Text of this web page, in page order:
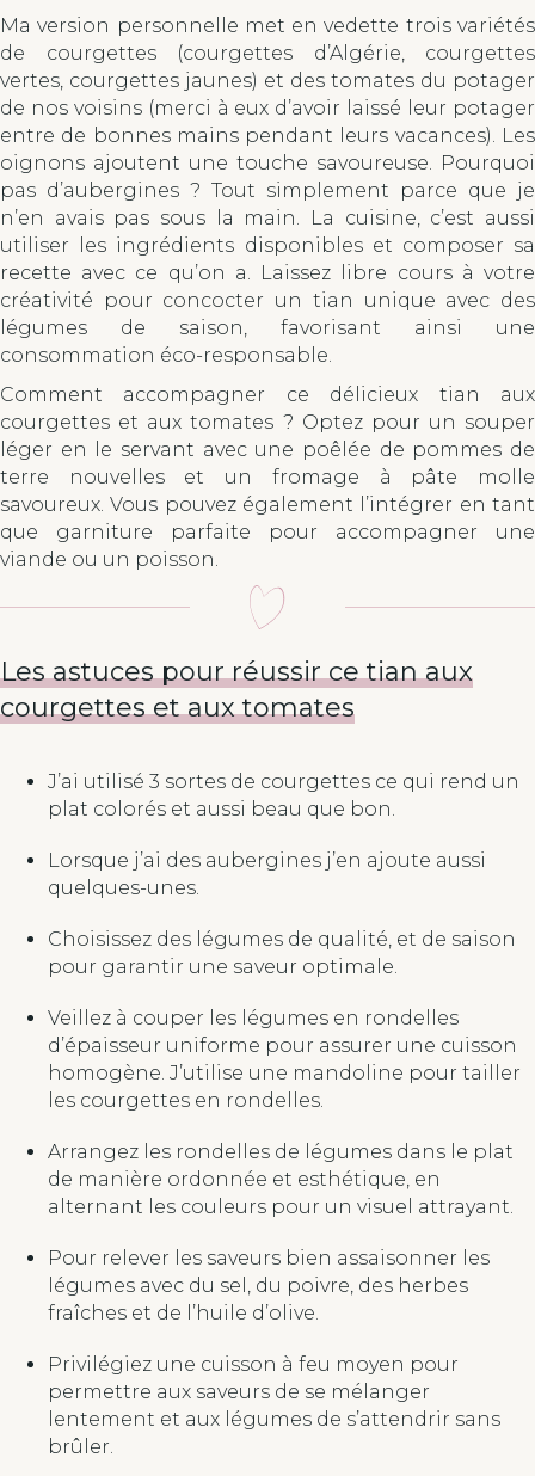
Ma version personnelle met en vedette trois variétés
de courgettes (courgettes d’Algérie, courgettes
vertes, courgettes jaunes) et des tomates du potager
de nos voisins (merci à eux d’avoir laissé leur potager
entre de bonnes mains pendant leurs vacances). Les
oignons ajoutent une touche savoureuse. Pourquoi
pas d’aubergines ? Tout simplement parce que je
n’en avais pas sous la main. La cuisine, c’est aussi
utiliser les ingrédients disponibles et composer sa
recette avec ce qu’on a. Laissez libre cours à votre
créativité pour concocter un tian unique avec des
légumes de saison, favorisant ainsi une
consommation éco-responsable.
Comment accompagner ce délicieux tian aux
courgettes et aux tomates ? Optez pour un souper
léger en le servant avec une poêlée de pommes de
terre nouvelles et un fromage à pâte molle
savoureux. Vous pouvez également l’intégrer en tant
que garniture parfaite pour accompagner une
viande ou un poisson.
Les astuces pour réussir ce tian aux
courgettes et aux tomates
J’ai utilisé 3 sortes de courgettes ce qui rend un
plat colorés et aussi beau que bon.
Lorsque j’ai des aubergines j’en ajoute aussi
quelques-unes.
Choisissez des légumes de qualité, et de saison
pour garantir une saveur optimale.
Veillez à couper les légumes en rondelles
d’épaisseur uniforme pour assurer une cuisson
homogène. J’utilise une mandoline pour tailler
les courgettes en rondelles.
Arrangez les rondelles de légumes dans le plat
de manière ordonnée et esthétique, en
alternant les couleurs pour un visuel attrayant.
Pour relever les saveurs bien assaisonner les
légumes avec du sel, du poivre, des herbes
fraîches et de l’huile d’olive.
Privilégiez une cuisson à feu moyen pour
permettre aux saveurs de se mélanger
lentement et aux légumes de s’attendrir sans
brûler.